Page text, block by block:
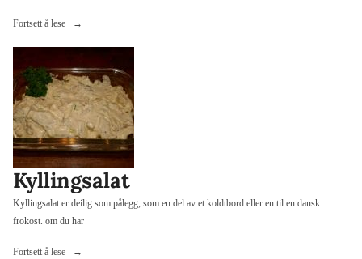
Fortsett å lese «Krepsesalat»
Kyllingsalat
Kyllingsalat er deilig som pålegg, som en del av et koldtbord eller en til en dansk
frokost. om du har
Fortsett å lese «Kyllingsalat»